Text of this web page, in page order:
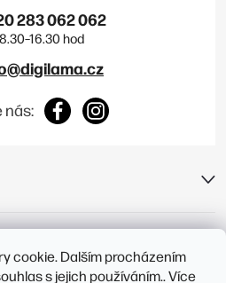
cookie. Dalším procházením
s jejich používáním.. Více
@digilama.cz
283 062 062
nás: